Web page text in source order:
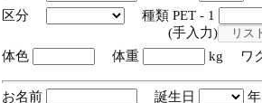
区分
種類 PET - 1
(手入力)
体色
体重 kg ワ
お名前 誕生日